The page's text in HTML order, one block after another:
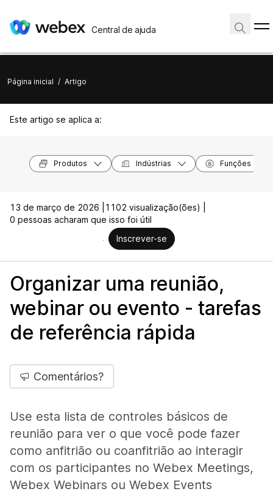
Central de ajuda
Página inicial / Artigo
Este artigo se aplica a:
Produtos Indústrias Funções
13 de março de 2026 |
1102 visualização(ões) |
0 pessoas acharam que isso foi útil
Inscrever-se
Organizar uma reunião,
webinar ou evento - tarefas
de referência rápida
Comentários?
Use esta lista de controles básicos de
reunião para ver o que você pode fazer
como anfitrião ou coanfitrião ao interagir
com os participantes no Webex Meetings,
Webex Webinars ou Webex Events